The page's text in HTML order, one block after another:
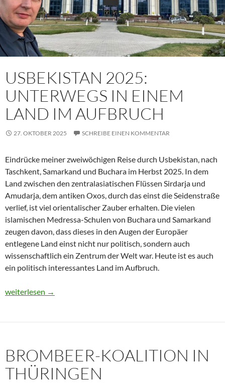
USBEKISTAN 2025:
UNTERWEGS IN EINEM
LAND IM AUFBRUCH
27. OKTOBER 2025 SCHREIBE EINEN KOMMENTAR
Eindrücke meiner zweiwöchigen Reise durch Usbekistan, nach
Taschkent, Samarkand und Buchara im Herbst 2025. In dem
Land zwischen den zentralasiatischen Flüssen Sirdarja und
Amudarja, dem antiken Oxos, durch das einst die Seidenstraße
verlief, ist viel orientalischer Zauber erhalten. Die vielen
islamischen Medressa-Schulen von Buchara und Samarkand
zeugen davon, dass dieses in den Augen der Europäer
entlegene Land einst nicht nur politisch, sondern auch
wissenschaftlich ein Zentrum der Welt war. Heute ist es auch
ein politisch interessantes Land im Aufbruch.
Usbekistan 2025: Unterwegs in einem Land im Aufbruch
weiterlesen →
BROMBEER-KOALITION IN
THÜRINGEN